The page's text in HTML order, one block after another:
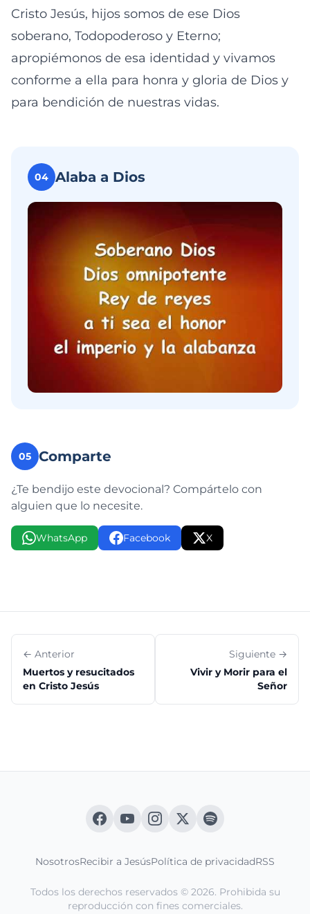
Cristo Jesús, hijos somos de ese Dios
soberano, Todopoderoso y Eterno;
apropiémonos de esa identidad y vivamos
conforme a ella para honra y gloria de Dios y
para bendición de nuestras vidas.
04 Alaba a Dios
05 Comparte
¿Te bendijo este devocional? Compártelo con
alguien que lo necesite.
WhatsApp Facebook X
← Anterior
Muertos y resucitados
en Cristo Jesús
Siguiente →
Vivir y Morir para el
Señor
NosotrosRecibir a JesúsPolítica de privacidadRSS
Todos los derechos reservados © 2026. Prohibida su
reproducción con fines comerciales.